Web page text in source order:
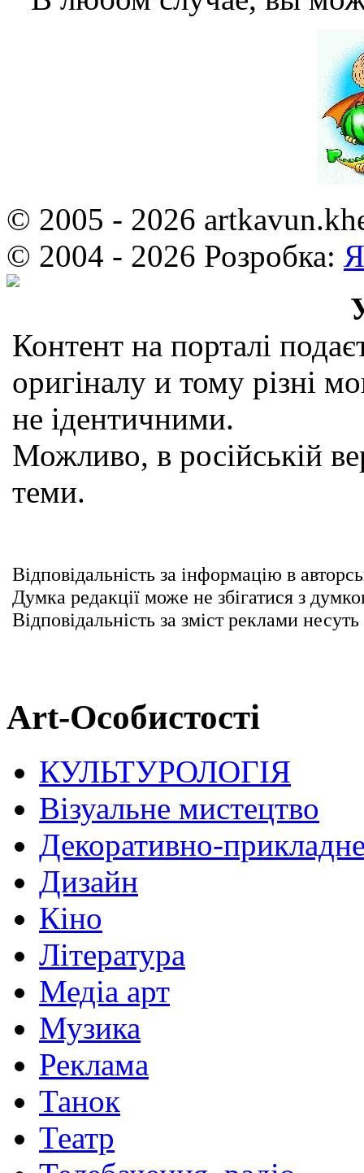
© 2005 - 2026
© 2004 - 2026 Розробка:
Контент на порталі
оригіналу и тому різні
не ідентичними.
Можливо, в російській
теми.
Відповідальність за інформацію в
Думка редакції може не збігатися з
Відповідальність за зміст реклами
Art-Особистості
КУЛЬТУРОЛОГІЯ
Візуальне мистецтво
Декоративно-
Дизайн
Кіно
Література
Медіа арт
Музика
Реклама
Танок
Театр